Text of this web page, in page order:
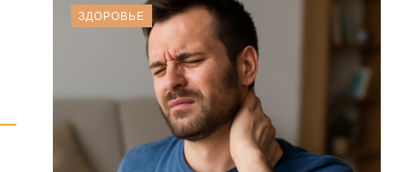
ЗДОРОВЬЕ